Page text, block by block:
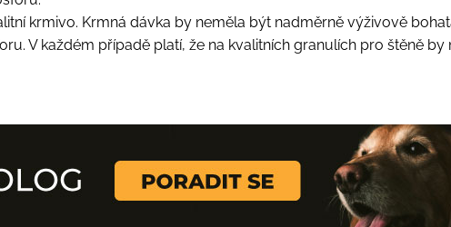
krmivo. Krmná dávka by neměla být nadměrně výživově
V každém případě platí, že na kvalitních granulích pro štěně by